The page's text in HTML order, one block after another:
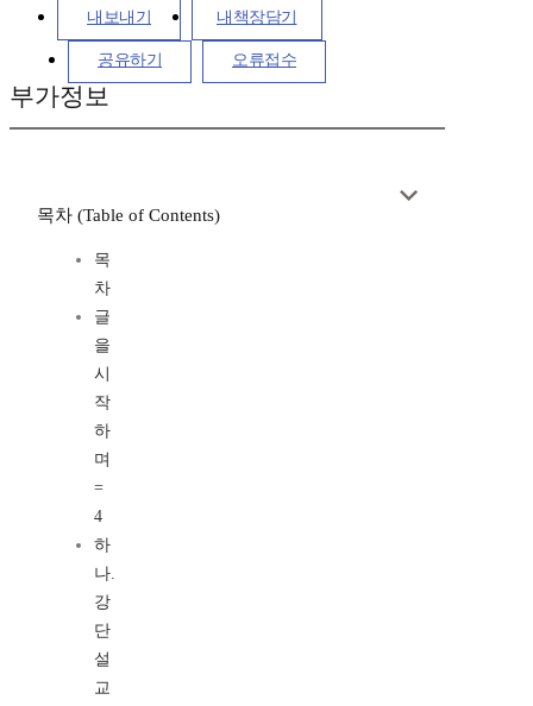
내보내기 내책장담기
공유하기 오류접수
부가정보
목차 (Table of Contents)
목
차
글
을
시
작
하
며
=
4
하
나.
강
단
설
교